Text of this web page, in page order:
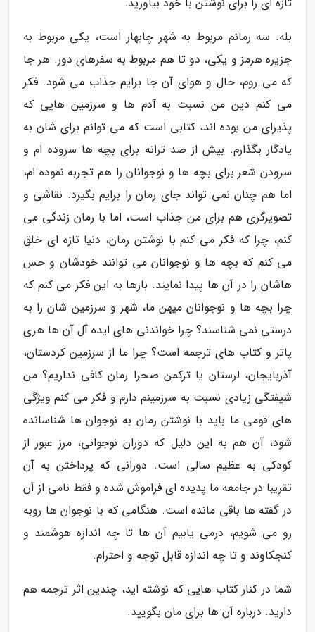
بله. سه رمانم مربوط به شهر چابهار است، یکی مربوط به
جزیره هرمز و یکی، دو تا هم مربوط به سفرهای دور. هر جا
که می روم، حال و هوای آن جا برایم جذاب می شود. فکر
می کنم دین من نسبت به آدم ها و سرزمین هایی که
پذیرای من بوده اند، کتابی است که می توانم برای شان به
یادگار بگذارم. بیش از صد ترانه برای بچه ها سروده ام و
سرودن شعر برای بچه ها و نوجوانان را هم تجربه نموده ام،
اما هم چنان نمی تواند جای رمان را برایم بگیرد. نقاشی و
تصویرگری هم برای من جذاب است، اما با رمان زندگی می
کنم، چرا که فکر می کنم با نوشتن رمان، دنیا تازه ای خلق
می کنم که بچه ها و نوجوانان می توانند خودشان و حس
هاشان را در آن ها پیدا نمایند. بارها به این فکر می کنم که
چرا بچه ها و نوجوانان میهن ما، شهر و سرزمین شان را به
درستی نمی شناسند؟ چرا خواندنی های ایده آل آن ها هری
پاتر و کتاب های ترجمه است؟ چرا ما از سرزمین کردستان،
آذربایجان، لرستان یا ترکمن صحرا رمان کافی نداریم؟ من
شیفتگی زیادی نسبت به سرزمینم دارم و فکر می کنم ویژگی
های قومی ما باید با نوشتن رمان به نوجوان ها شناسانده
شود، آن هم به این دلیل که دوران نوجوانی، مرز عبور از
کودکی به عظیم سالی است. دورانی که پرداختن به آن
تقریبا در جامعه ما پدیده ای فراموش شده و فقط نامی از آن
در گفته ها باقی مانده است. هنگامی که با نوجوان ها روبه
رو می شویم، درمی یابیم آن ها تا چه اندازه هوشمند و
کنجکاوند و تا چه اندازه قابل توجه و احترام.
شما در کنار کتاب هایی که نوشته اید، چندین اثر ترجمه هم
دارید. درباره آن ها برای مان بگویید.